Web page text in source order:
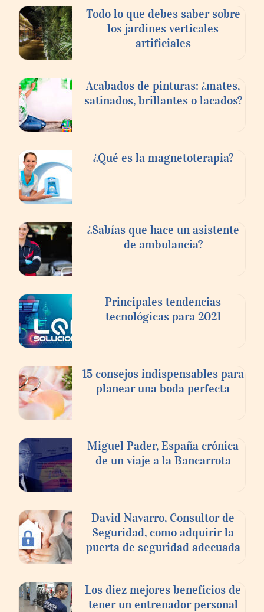
buscan proyectar talento mexicano y
fortalecer el turismo médico
En el Día de la Cerveza, Grupo Modelo
mundo elige para reunirse: 7 de cada 10 la
escogen
compromiso para el eclipse solar del 12 de
agosto
Todo lo que debes saber sobre
los jardines verticales
artificiales
Acabados de pinturas: ¿mates,
satinados, brillantes o lacados?
¿Qué es la magnetoterapia?
¿Sabías que hace un asistente
de ambulancia?
Principales tendencias
tecnológicas para 2021
15 consejos indispensables para
planear una boda perfecta
Miguel Pader, España crónica
de un viaje a la Bancarrota
David Navarro, Consultor de
Seguridad, como adquirir la
puerta de seguridad adecuada
Los diez mejores beneficios de
tener un entrenador personal